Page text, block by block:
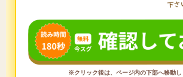
※クリック後は、ページ内の下部へ移動し